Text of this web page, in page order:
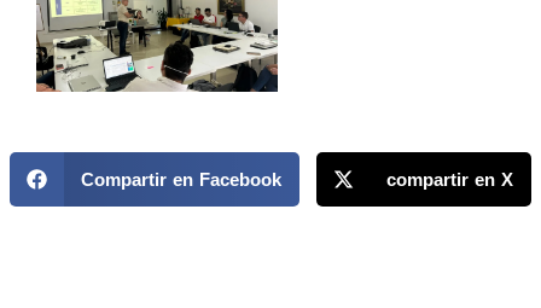
Compartir en Facebook compartir en X